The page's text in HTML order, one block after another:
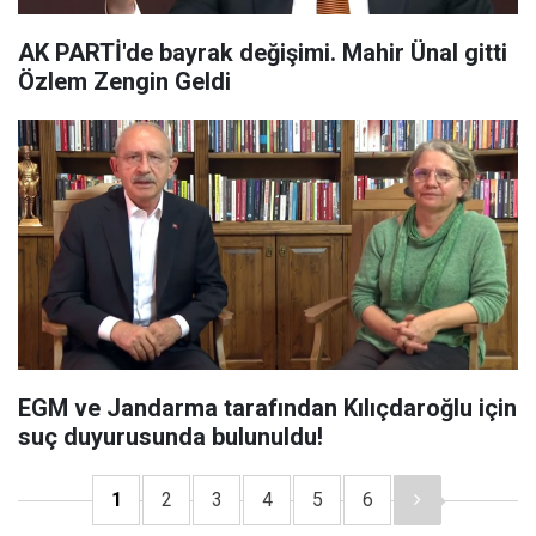
AK PARTİ'de bayrak değişimi. Mahir Ünal gitti
Özlem Zengin Geldi
EGM ve Jandarma tarafından Kılıçdaroğlu için
suç duyurusunda bulunuldu!
1 2 3 4 5 6